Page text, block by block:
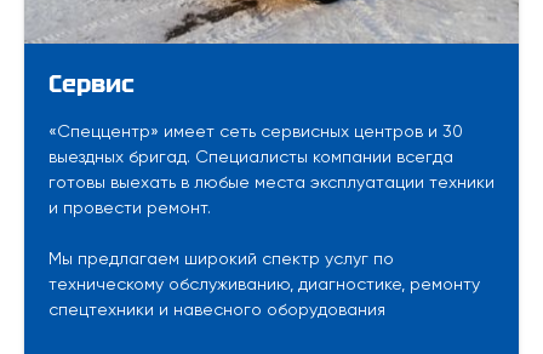
Сервис
«Спеццентр» имеет сеть сервисных центров и 30
выездных бригад. Специалисты компании всегда
готовы выехать в любые места эксплуатации техники
и провести ремонт.
Мы предлагаем широкий спектр услуг по
техническому обслуживанию, диагностике, ремонту
спецтехники и навесного оборудования